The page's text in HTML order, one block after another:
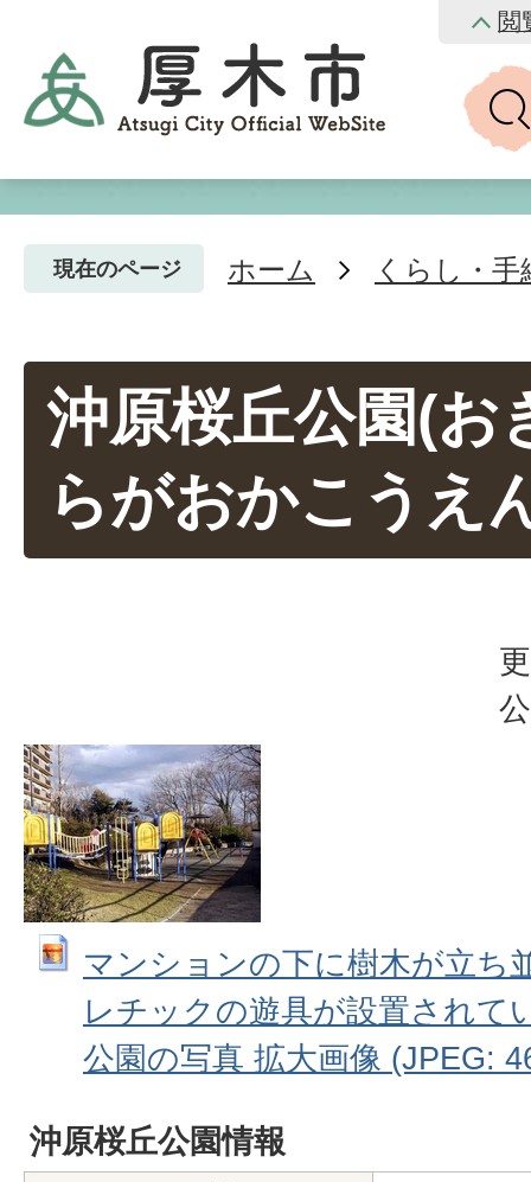
閲
現在のページ ホーム くらし・手
沖原桜丘公園(お
らがおかこうえ
マンションの下に樹木が立ち
レチックの遊具が設置されて
公園の写真 拡大画像 (JPEG:
沖原桜丘公園情報